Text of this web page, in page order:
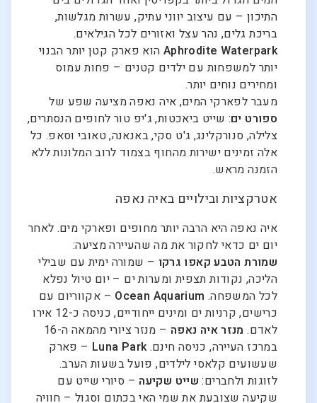
התיכון – עם עיצוב יווני עתיק, עשרות מגלשות,
בריכת גלים, נהר עצל ואזורים לכל הגילאים.
Aphrodite Waterpark הוא פארק קטן יותר הבנוי
יותר למשפחות עם ילדים קטנים – פחות עמוס
ומחירים נוחים יותר.
מעבר לפארקי המים, איה נאפה מציעה שפע של
ספורט ים: שייט ביאכטות, ג'יפ טור לחופים הנסתרים,
צלילה, סנורקלינג, ג'ט סקי, באנאנה, טאובי וסאפ. כל
אלה זמינים ישירות מהחוף בצמוד לרוב המלונות ללא
הזמנה מראש.
אטרקציות ובילויים באיה נאפה
איה נאפה היא הרבה יותר מחופים ופארקי מים. לאחר
יום ים כדאי לחקור את מה שהעיירה מציעה:
שמורת הטבע קאפו גרקו – שמורה ימית עם שבילי
הליכה, נקודות תצפית ומערות ים – יום טיול נפלא
לכל המשפחה. Ocean Aquarium – אקווריום עם
כרישים, קרניות ים ומינים ייחודיים, כניסה כ-12 אירו
לאדם. מנזר איה נאפה
– מנזר ציורי מהמאה ה-16
במרכז העיירה, כניסה חינם.Luna Park – פארק
שעשועים קלאסי לילדים, פועל בשעות הערב.
לזוגות ולחברים: שייט שקיעה – סיורי שייט עם
שקיעה שצובעת את שמי האי בכתום וסגול – חוויה